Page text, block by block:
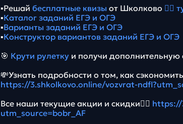
▪️Решай бесплатные квизы от Школково 👉🏻
▪️Каталог заданий ЕГЭ и ОГЭ
▪️Варианты заданий ЕГЭ и ОГЭ
▪️Конструктор вариантов заданий ЕГЭ и ОГЭ
🎯 Крути рулетку и получи дополнительную
💸Узнать подробности о том, как
https://3.shkolkovo.online/vozvrat-
Все наши текущие акции и скидки👉🏻 https://
utm_source=bobr_AF